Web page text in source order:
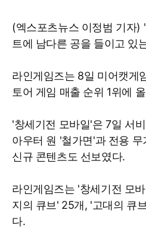
(엑스포츠뉴스 이정범 기자)
트에 남다른 공을 들이고 있
라인게임즈는 8일 미어캣게
토어 게임 매출 순위 1위에
'창세기전 모바일'은 7일 서
아우터 원 '철가면'과 전용
신규 콘텐츠도 선보였다.
라인게임즈는 '창세기전 모
지의 큐브' 25개, '고대의 큐
다.